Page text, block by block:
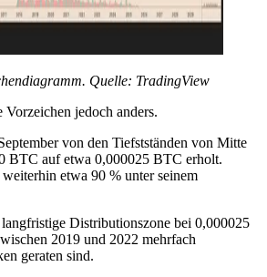
Quelle: TradingView
Vorzeichen jedoch anders.
von den Tiefstständen von Mitte
BTC auf etwa 0,000025 BTC erholt.
etwa 90 % unter seinem
Distributionszone bei 0,000025
2019 und 2022 mehrfach
geraten sind.